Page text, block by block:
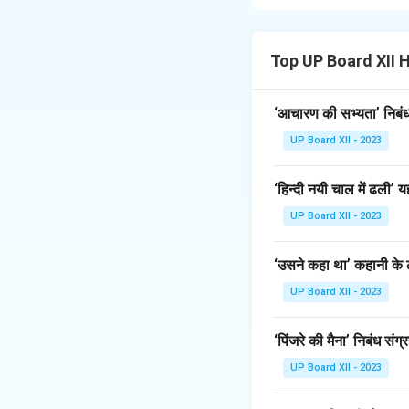
स्वधर्म के प्रति
कर्ण की जन्म कथा
Download
Top UP Board XII
‘आचारण की सभ्यता’
UP Board XII - 2023
‘हिन्दी नयी चाल में
UP Board XII - 2023
‘उसने कहा था’ कहानी
UP Board XII - 2023
‘पिंजरे की मैना’ निबंध
UP Board XII - 2023